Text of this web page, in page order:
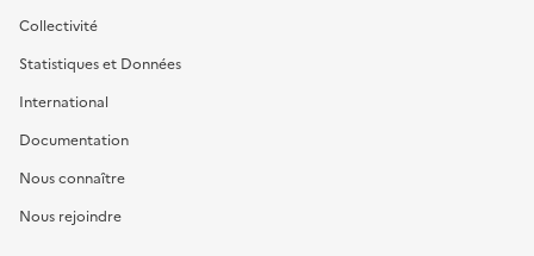
Collectivité
Statistiques et Données
International
Documentation
Nous connaître
Nous rejoindre